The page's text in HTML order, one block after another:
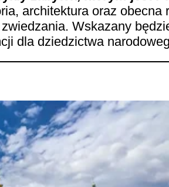
architektura oraz obecna
Wskazany
dla dziedzictwa